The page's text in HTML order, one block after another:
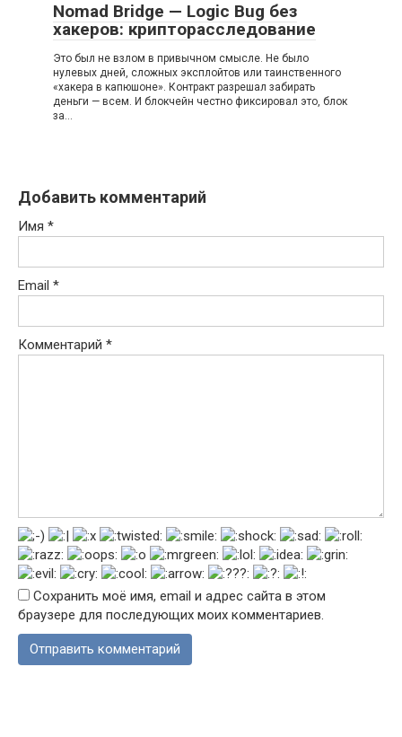
Nomad Bridge — Logic Bug без
хакеров: крипторасследование
Это был не взлом в привычном смысле. Не было
нулевых дней, сложных эксплойтов или таинственного
«хакера в капюшоне». Контракт разрешал забирать
деньги — всем. И блокчейн честно фиксировал это, блок
за…
Добавить комментарий
Имя *
Email *
Комментарий *
Сохранить моё имя, email и адрес сайта в этом
браузере для последующих моих комментариев.